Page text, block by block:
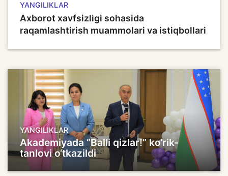
YANGILIKLAR
Axborot xavfsizligi sohasida
raqamlashtirish muammolari va istiqbollari
YANGILIKLAR
Akademiyada “Balli qizlar!” ko‘rik-
tanlovi o‘tkazildi